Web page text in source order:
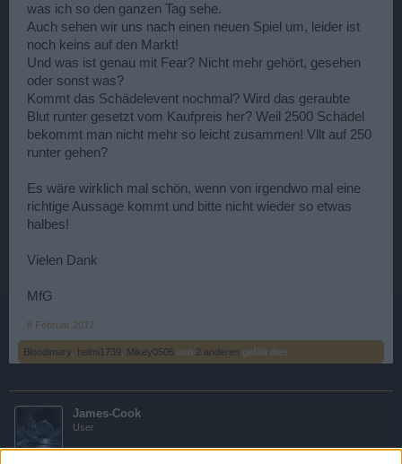
was ich so den ganzen Tag sehe.
Auch sehen wir uns nach einen neuen Spiel um, leider ist
noch keins auf den Markt!
Und was ist genau mit Fear? Nicht mehr gehört, gesehen
oder sonst was?
Kommt das Schädelevent nochmal? Wird das geraubte
Blut runter gesetzt vom Kaufpreis her? Weil 2500 Schädel
bekommt man nicht mehr so leicht zusammen! Vllt auf 250
runter gehen?
Es wäre wirklich mal schön, wenn von irgendwo mal eine
richtige Aussage kommt und bitte nicht wieder so etwas
halbes!
Vielen Dank
MfG
8 Februar 2017
Bloodimary helmi1739 Mikey0505 und 2 anderen gefällt dies.
James-Cook
User